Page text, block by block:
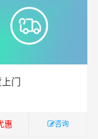
门
惠 咨询